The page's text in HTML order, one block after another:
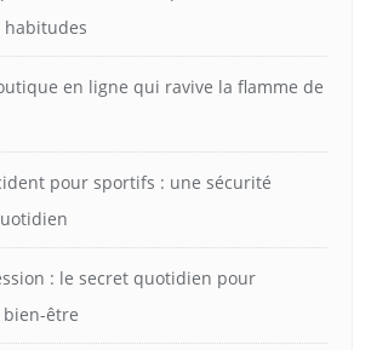
habitudes
en ligne qui ravive la flamme de
pour sportifs : une sécurité
: le secret quotidien pour
être